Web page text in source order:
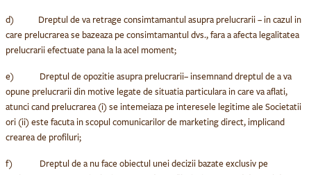
d) Dreptul de va retrage consimtamantul asupra prelucrarii– in cazul in
care prelucrarea se bazeaza pe consimtamantul dvs., fara a afecta legalitatea
prelucrarii efectuate pana la la acel moment;
e) Dreptul de opozitie asupra prelucrarii– insemnand dreptul de a va
opune prelucrarii din motive legate de situatia particulara in care va aflati,
atunci cand prelucrarea (i) se intemeiaza pe interesele legitime ale Societatii
ori (ii) este facuta in scopul comunicarilor de marketing direct, implicand
crearea de profiluri;
f) Dreptul de a nu face obiectul unei decizii bazate exclusiv pe